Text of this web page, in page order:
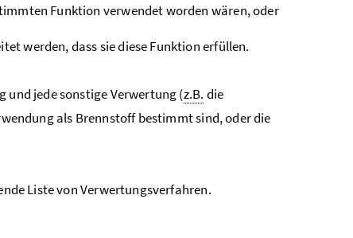
Funktion verwendet worden wären, oder
werden, dass sie diese Funktion erfüllen.
und jede sonstige Verwertung (z.B. die
als Brennstoff bestimmt sind, oder die
Liste von Verwertungsverfahren.